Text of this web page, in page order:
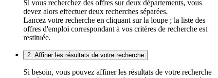
Si vous recherchez des offres sur deux départements, vous
devez alors effectuer deux recherches séparées.
Lancez votre recherche en cliquant sur la loupe ; la liste des
offres d'emploi correspondant à vos critères de recherche est
restituée.
2. Affiner les résultats de votre recherche
Si besoin, vous pouvez affiner les résultats de votre recherche